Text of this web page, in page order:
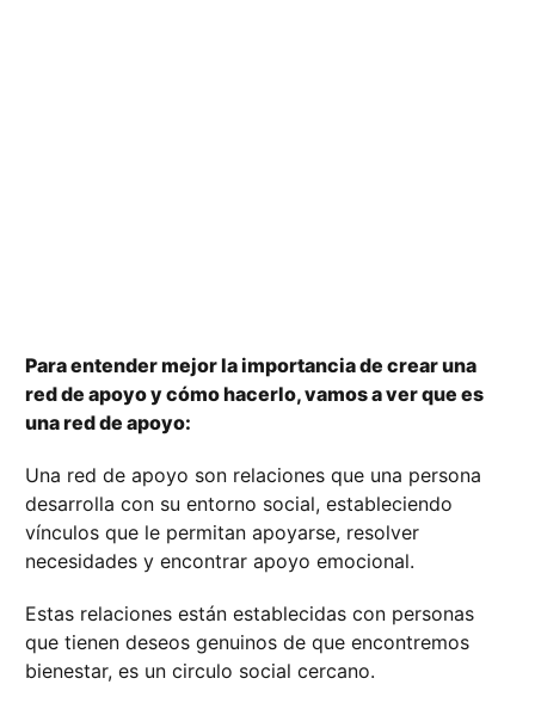
Para entender mejor la importancia de crear una
red de apoyo y cómo hacerlo, vamos a ver que es
una red de apoyo:
Una red de apoyo son relaciones que una persona
desarrolla con su entorno social, estableciendo
vínculos que le permitan apoyarse, resolver
necesidades y encontrar apoyo emocional.
Estas relaciones están establecidas con personas
que tienen deseos genuinos de que encontremos
bienestar, es un circulo social cercano.